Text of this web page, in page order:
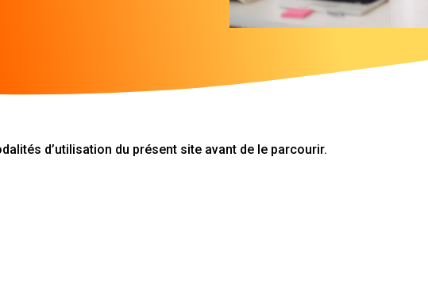
d’utilisation du présent site avant de le parcourir.